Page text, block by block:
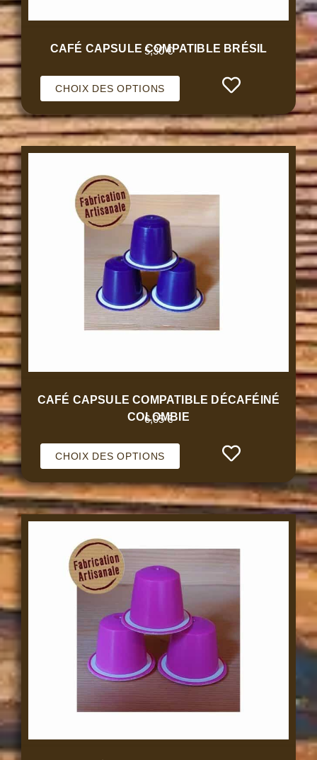
CAFÉ CAPSULE COMPATIBLE BRÉSIL
5,30€
CHOIX DES OPTIONS
CAFÉ CAPSULE COMPATIBLE DÉCAFÉINÉ
COLOMBIE
6,05€
CHOIX DES OPTIONS